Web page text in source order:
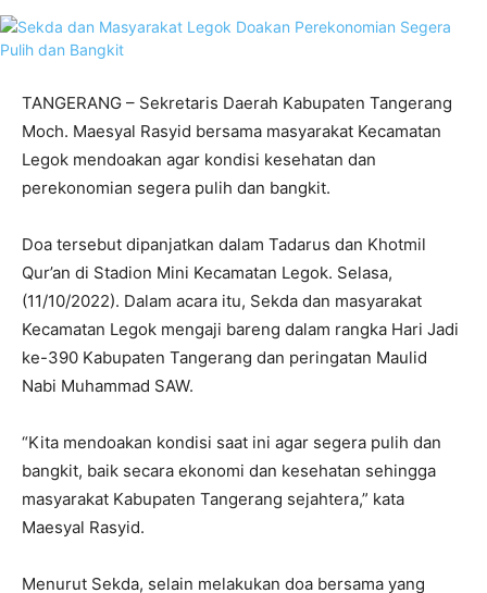
TANGERANG – Sekretaris Daerah Kabupaten Tangerang
Moch. Maesyal Rasyid bersama masyarakat Kecamatan
Legok mendoakan agar kondisi kesehatan dan
perekonomian segera pulih dan bangkit.
Doa tersebut dipanjatkan dalam Tadarus dan Khotmil
Qur’an di Stadion Mini Kecamatan Legok. Selasa,
(11/10/2022). Dalam acara itu, Sekda dan masyarakat
Kecamatan Legok mengaji bareng dalam rangka Hari Jadi
ke-390 Kabupaten Tangerang dan peringatan Maulid
Nabi Muhammad SAW.
“Kita mendoakan kondisi saat ini agar segera pulih dan
bangkit, baik secara ekonomi dan kesehatan sehingga
masyarakat Kabupaten Tangerang sejahtera,” kata
Maesyal Rasyid.
Menurut Sekda, selain melakukan doa bersama yang